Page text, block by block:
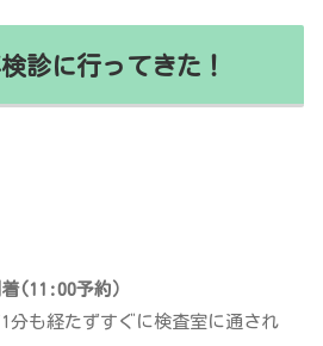
診に行ってきた！
(11:00予約）
分も経たずすぐに検査室に通され